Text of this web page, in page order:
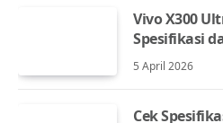
Vivo X300
Spesifikasi
5 April 2026
Cek